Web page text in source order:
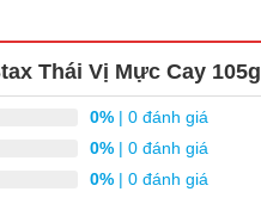
Thái Vị Mực Cay 105g
0% | 0 đánh giá
0% | 0 đánh giá
0% | 0 đánh giá